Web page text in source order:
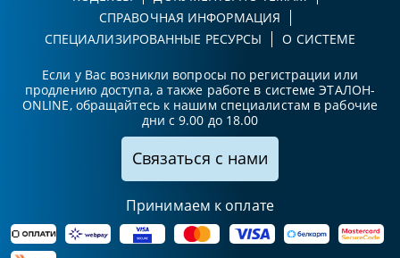
СПРАВОЧНАЯ ИНФОРМАЦИЯ
СПЕЦИАЛИЗИРОВАННЫЕ РЕСУРСЫ
О СИСТЕМЕ
Если у Вас возникли вопросы по регистрации или
продлению доступа, а также работе в системе ЭТАЛОН-
ONLINE, обращайтесь к нашим специалистам в рабочие
дни с 9.00 до 18.00
Связаться с нами
Принимаем к оплате